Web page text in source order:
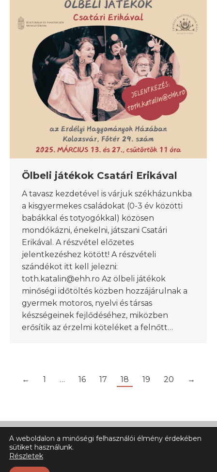
Ölbeli játékok Csatári Erikával
A tavasz kezdetével is várjuk székházunkba
a kisgyermekes családokat (0-3 év közötti
babákkal és totyogókkal) közösen
mondókázni, énekelni, játszani Csatári
Erikával. A részvétel előzetes
jelentkezéshez kötött! A részvételi
szándékot itt kell jelezni:
toth.katalin@ehh.ro Az ölbeli játékok
minőségi időtöltés közben hozzájárulnak a
gyermek motoros, nyelvi és társas
készségeinek fejlődéséhez, miközben
erősítik az érzelmi köteléket a felnőtt…
← 1 … 16 17 18 19 20 →
A weboldalon a minőségi felhasználói élmény érdekében
sütiket használunk.
Részletek